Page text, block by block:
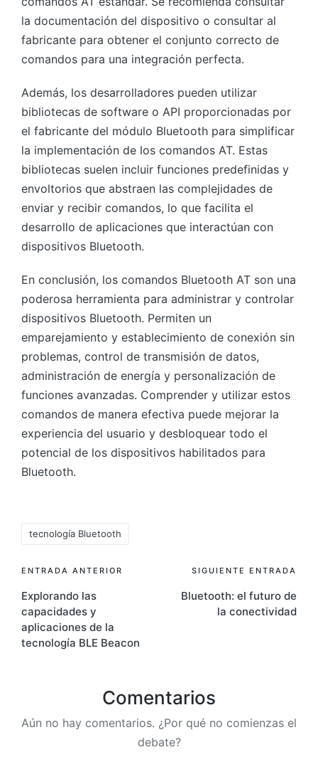
la documentación del dispositivo o consultar al
fabricante para obtener el conjunto correcto de
comandos para una integración perfecta.
Además, los desarrolladores pueden utilizar
bibliotecas de software o API proporcionadas por
el fabricante del módulo Bluetooth para simplificar
la implementación de los comandos AT. Estas
bibliotecas suelen incluir funciones predefinidas y
envoltorios que abstraen las complejidades de
enviar y recibir comandos, lo que facilita el
desarrollo de aplicaciones que interactúan con
dispositivos Bluetooth.
En conclusión, los comandos Bluetooth AT son una
poderosa herramienta para administrar y controlar
dispositivos Bluetooth. Permiten un
emparejamiento y establecimiento de conexión sin
problemas, control de transmisión de datos,
administración de energía y personalización de
funciones avanzadas. Comprender y utilizar estos
comandos de manera efectiva puede mejorar la
experiencia del usuario y desbloquear todo el
potencial de los dispositivos habilitados para
Bluetooth.
tecnología Bluetooth
Navegación
de
entradas
ENTRADA ANTERIOR
Explorando las
capacidades y
aplicaciones de la
tecnología BLE Beacon
SIGUIENTE ENTRADA
Bluetooth: el futuro de
la conectividad
Comentarios
Aún no hay comentarios. ¿Por qué no comienzas el
debate?